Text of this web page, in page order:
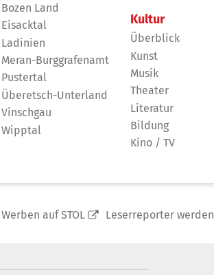
Bozen Land
Eisacktal
Ladinien
Meran-Burggrafenamt
Pustertal
Überetsch-Unterland
Vinschgau
Wipptal
Kultur
Überblick
Kunst
Musik
Theater
Literatur
Bildung
Kino / TV
Werben auf STOL Leserreporter werden